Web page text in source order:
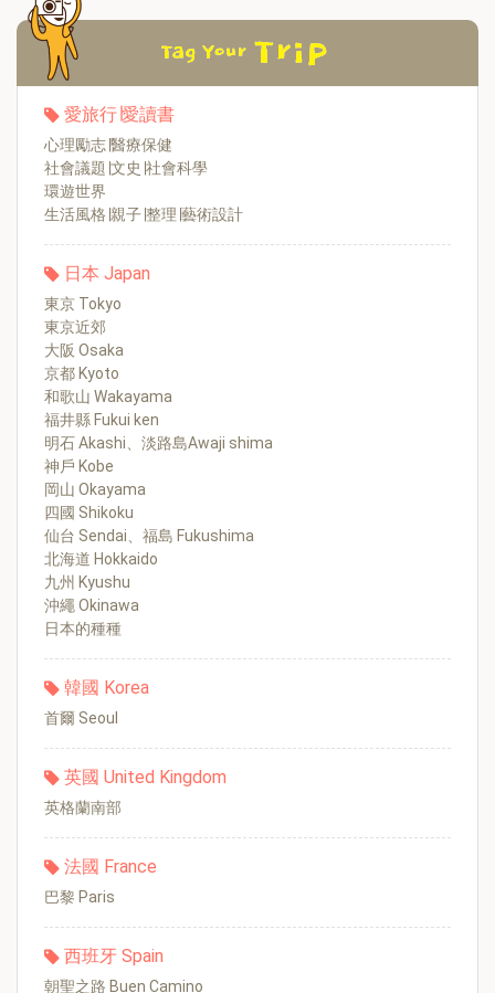
愛旅行∣愛讀書
心理勵志∣醫療保健
社會議題∣文史∣社會科學
環遊世界
生活風格∣親子∣整理∣藝術設計
日本 Japan
東京 Tokyo
東京近郊
大阪 Osaka
京都 Kyoto
和歌山 Wakayama
福井縣 Fukui ken
明石 Akashi、淡路島Awaji shima
神戶 Kobe
岡山 Okayama
四國 Shikoku
仙台 Sendai、福島 Fukushima
北海道 Hokkaido
九州 Kyushu
沖繩 Okinawa
日本的種種
韓國 Korea
首爾 Seoul
英國 United Kingdom
英格蘭南部
法國 France
巴黎 Paris
西班牙 Spain
朝聖之路 Buen Camino